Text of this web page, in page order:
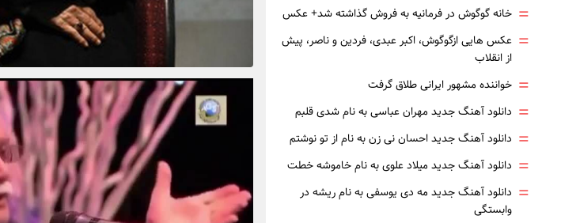
= خانه گوگوش در فرمانیه به فروش گذاشته شد+ عکس
= عکس هایی ازگوگوش، اکبر عبدی، فردین و ناصر، پیش
از انقلاب
= خواننده مشهور ایرانی طلاق گرفت
= دانلود آهنگ جدید مهران عباسی به نام شدی قلبم
= دانلود آهنگ جدید احسان نی زن به نام از تو نوشتم
= دانلود آهنگ جدید میلاد علوی به نام خاموشه خطت
= دانلود آهنگ جدید مه دی یوسفی به نام ریشه در
وابستگی